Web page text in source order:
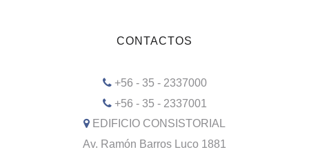
CONTACTOS
+56 - 35 - 2337000
+56 - 35 - 2337001
EDIFICIO CONSISTORIAL
Av. Ramón Barros Luco 1881